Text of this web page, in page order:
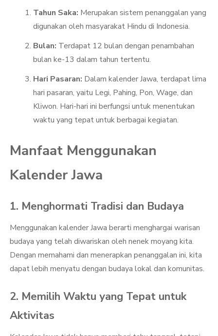
Tahun Saka: Merupakan sistem penanggalan yang
digunakan oleh masyarakat Hindu di Indonesia.
Bulan: Terdapat 12 bulan dengan penambahan
bulan ke-13 dalam tahun tertentu.
Hari Pasaran: Dalam kalender Jawa, terdapat lima
hari pasaran, yaitu Legi, Pahing, Pon, Wage, dan
Kliwon. Hari-hari ini berfungsi untuk menentukan
waktu yang tepat untuk berbagai kegiatan.
Manfaat Menggunakan
Kalender Jawa
1. Menghormati Tradisi dan Budaya
Menggunakan kalender Jawa berarti menghargai warisan
budaya yang telah diwariskan oleh nenek moyang kita.
Dengan memahami dan menerapkan penanggalan ini, kita
dapat lebih menyatu dengan budaya lokal dan komunitas.
2. Memilih Waktu yang Tepat untuk
Aktivitas